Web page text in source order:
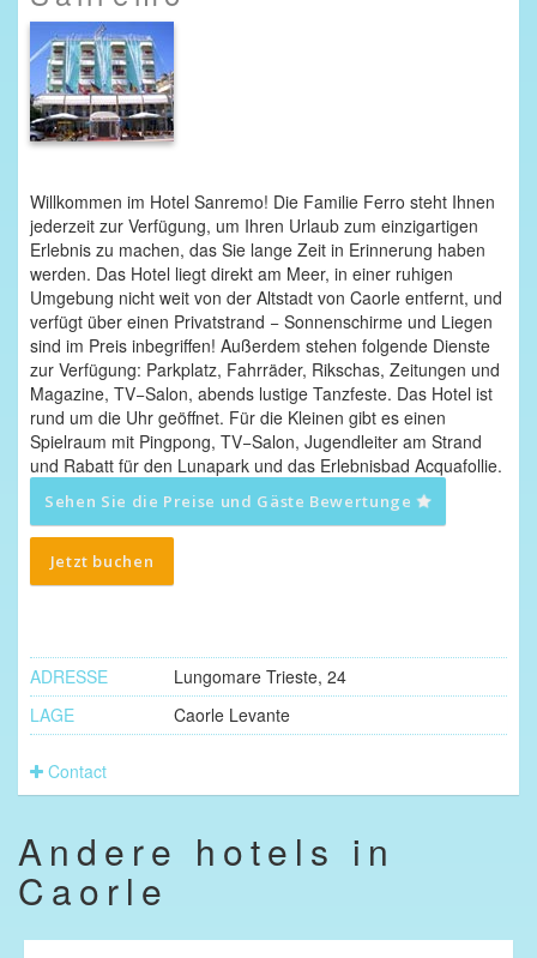
Willkommen im Hotel Sanremo! Die Familie Ferro steht Ihnen
jederzeit zur Verfügung, um Ihren Urlaub zum einzigartigen
Erlebnis zu machen, das Sie lange Zeit in Erinnerung haben
werden. Das Hotel liegt direkt am Meer, in einer ruhigen
Umgebung nicht weit von der Altstadt von Caorle entfernt, und
verfügt über einen Privatstrand − Sonnenschirme und Liegen
sind im Preis inbegriffen! Außerdem stehen folgende Dienste
zur Verfügung: Parkplatz, Fahrräder, Rikschas, Zeitungen und
Magazine, TV−Salon, abends lustige Tanzfeste. Das Hotel ist
rund um die Uhr geöffnet. Für die Kleinen gibt es einen
Spielraum mit Pingpong, TV−Salon, Jugendleiter am Strand
und Rabatt für den Lunapark und das Erlebnisbad Acquafollie.
Sehen Sie die Preise und Gäste Bewertunge
Jetzt buchen
ADRESSE
Lungomare Trieste, 24
LAGE
Caorle Levante
Contact
Andere hotels in
Caorle